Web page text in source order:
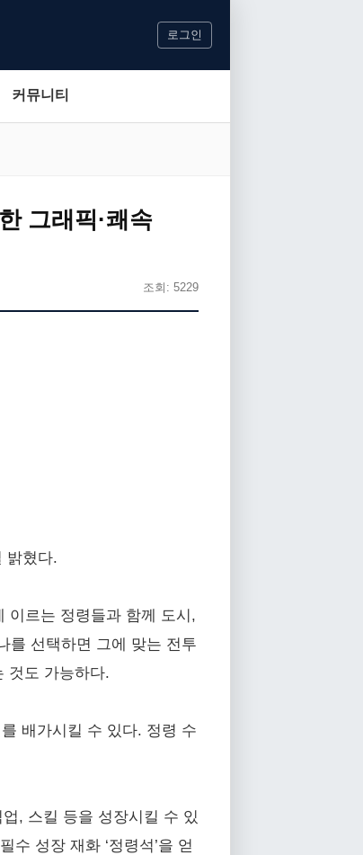
로그인
커뮤니티
그래픽·쾌속
조회: 5229
밝혔다.
이르는 정령들과 함께 도시,
를 선택하면 그에 맞는 전투
것도 가능하다.
를 배가시킬 수 있다. 정령 수
, 스킬 등을 성장시킬 수 있
수 성장 재화 ‘정령석’을 얻